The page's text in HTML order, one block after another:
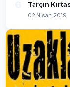
Tarçın
02 Nisan 2019